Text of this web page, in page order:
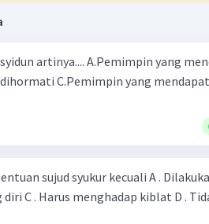
artinya.... A.Pemimpin yang
C.Pemimpin yang
sujud syukur kecuali A .
C . Harus menghadap kiblat D .